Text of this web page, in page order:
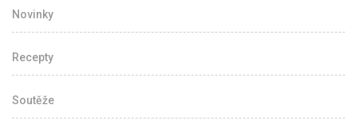
Novinky
Recepty
Soutěže